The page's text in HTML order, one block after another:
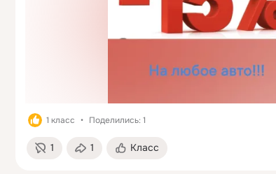
1 класс Поделились: 1
1 1 Класс